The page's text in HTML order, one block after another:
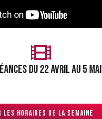
du 22 avril au 5 mai
les horaires de la semaine